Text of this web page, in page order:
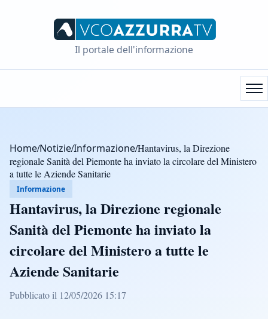
Il portale dell'informazione
Home/Notizie/Informazione/Hantavirus, la Direzione
regionale Sanità del Piemonte ha inviato la circolare del Ministero
a tutte le Aziende Sanitarie
Informazione
Hantavirus, la Direzione regionale
Sanità del Piemonte ha inviato la
circolare del Ministero a tutte le
Aziende Sanitarie
Pubblicato il 12/05/2026 15:17